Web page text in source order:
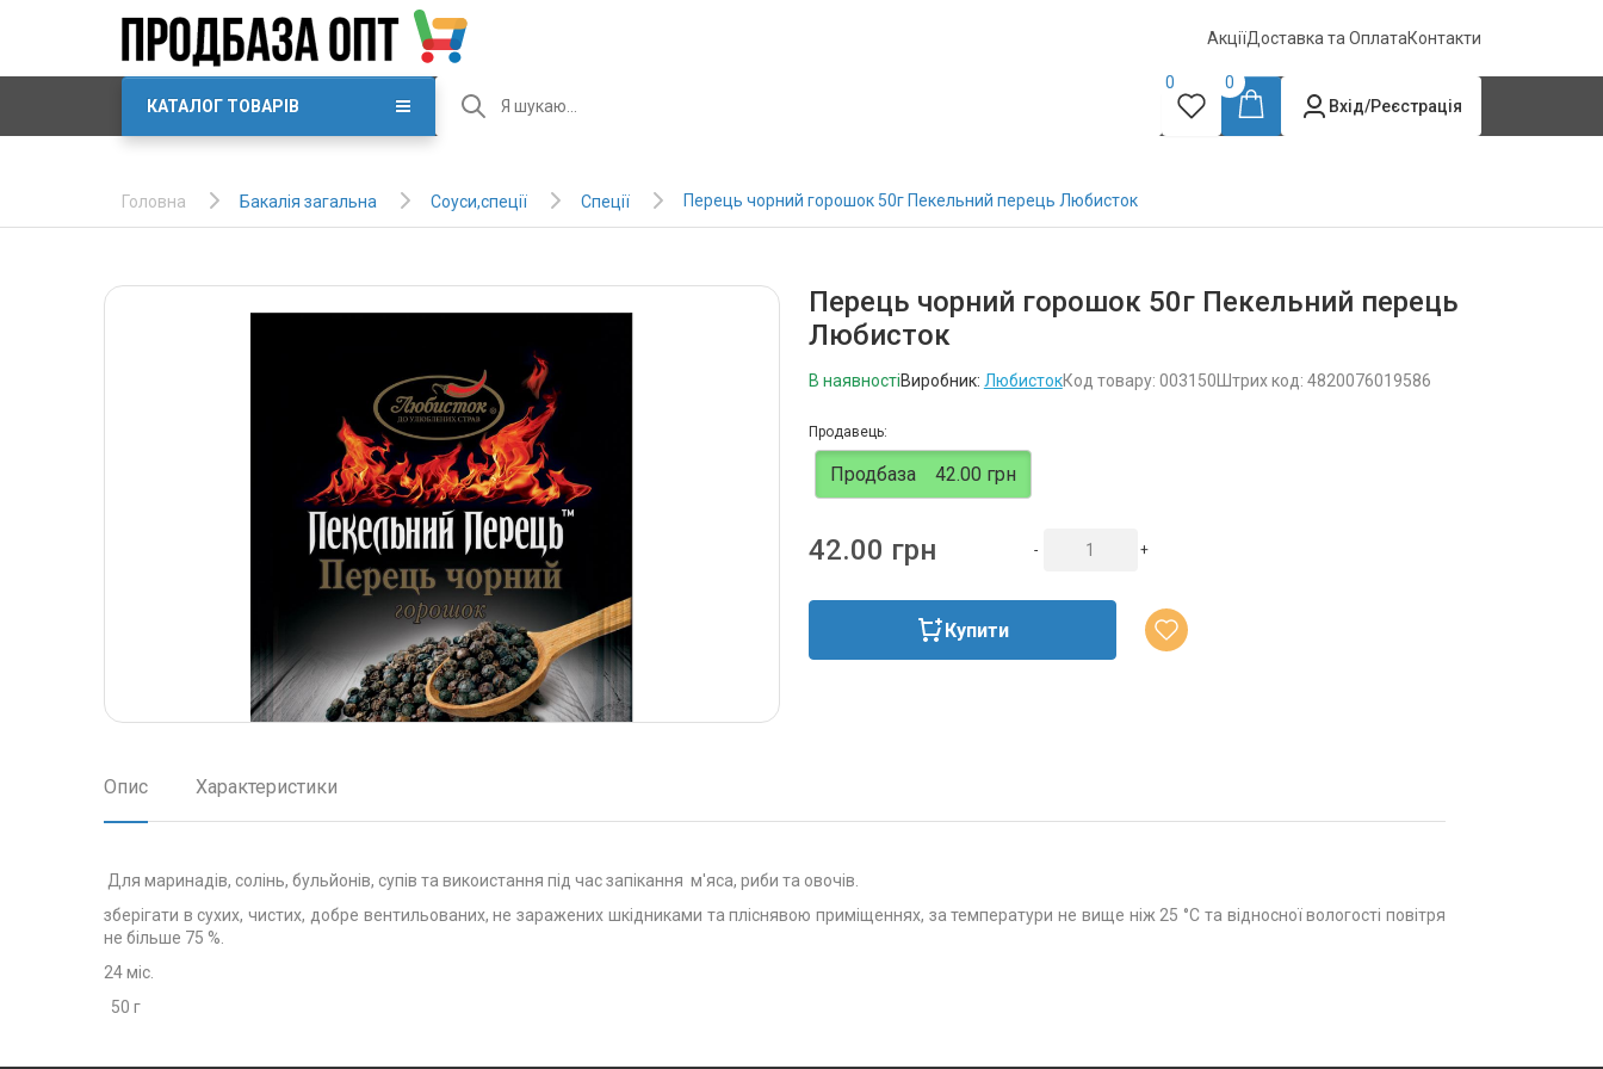
АкціїДоставка та ОплатаКонтакти
КАТАЛОГ ТОВАРІВ
0
0
Вхід/Реєстрація
Головна Бакалія загальна Соуси,спеції Спеції Перець чорний горошок 50г Пекельний перець Любисток
Перець чорний горошок 50г Пекельний перець
Любисток
В наявностіВиробник: ЛюбистокКод товару: 003150 Штрих код: 4820076019586
Продавець:
Продбаза 42.00 грн
42.00 грн - +
Купити
Опис Характеристики
Для маринадів, солінь, бульйонів, супів та викоистання під час запікання м'яса, риби та овочів.
зберігати в сухих, чистих, добре вентильованих, не заражених шкідниками та пліснявою приміщеннях, за температури не вище ніж 25 °С та відносної вологості повітря
не більше 75 %.
24 міс.
50 г